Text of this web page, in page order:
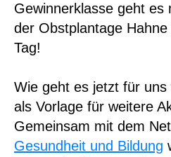
Gewinnerklasse geht es
der Obstplantage
Tag!
Wie geht es jetzt für uns
als Vorlage für weitere
Gemeinsam mit dem
Gesundheit und Bildung